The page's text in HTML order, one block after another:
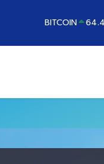
BITCOIN
DOLAR